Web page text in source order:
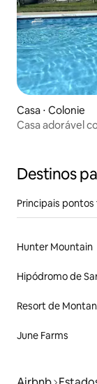
Casa ⋅ Colonie
Casa adorável
Destinos
Principais
Hunter Mountain
Hipódromo de
June Farms